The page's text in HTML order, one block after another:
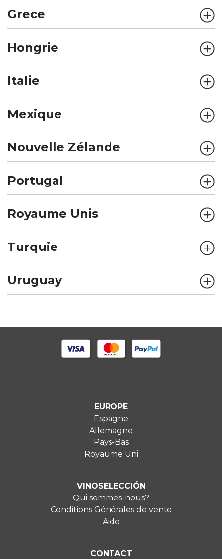
Grece
Hongrie
Italie
Mexique
Nouvelle Zélande
Portugal
Royaume Unis
Turquie
Uruguay
EUROPE
Espagne
Allemagne
Pays-Bas
Royaume Uni
VINOSELECCIÓN
Qui sommes-nous?
Conditions Générales de vente
Aide
CONTACT